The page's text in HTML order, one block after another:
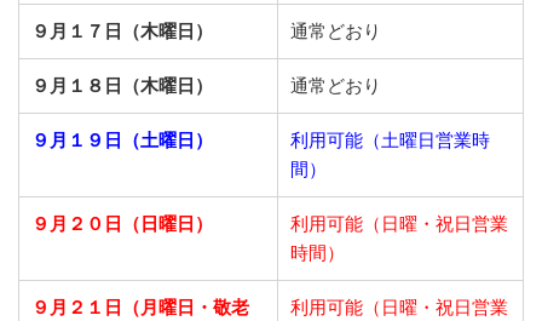
９月１７日（木曜日） 通常どおり
９月１８日（木曜日） 通常どおり
９月１９日（土曜日）
利用可能（土曜日営業時
間）
９月２０日（日曜日）
利用可能（日曜・祝日営業
時間）
９月２１日
（月曜日・敬老
利用可能（日曜・祝日営業